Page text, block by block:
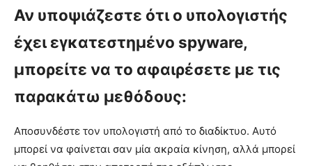
Αν υποψιάζεστε ότι ο υπολογιστής
έχει εγκατεστημένο spyware,
μπορείτε να το αφαιρέσετε με τις
παρακάτω μεθόδους:
Αποσυνδέστε τον υπολογιστή από το διαδίκτυο. Αυτό
μπορεί να φαίνεται σαν μία ακραία κίνηση, αλλά μπορεί